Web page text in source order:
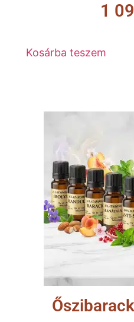
1
Kosárba teszem